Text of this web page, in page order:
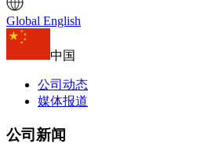
Global English
中国
公司动态
媒体报道
公司新闻